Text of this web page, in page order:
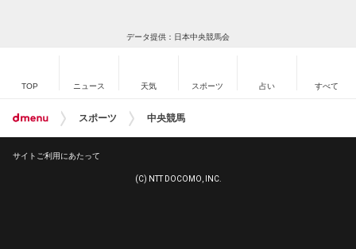
データ提供：日本中央競馬会
TOP ニュース 天気 スポーツ 占い すべて
スポーツ 中央競馬
サイトご利用にあたって
(C) NTT DOCOMO, INC.